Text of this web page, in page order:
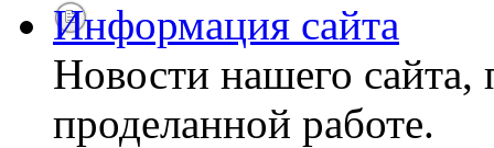
Информация сайта
Новости нашего
проделанной работе.